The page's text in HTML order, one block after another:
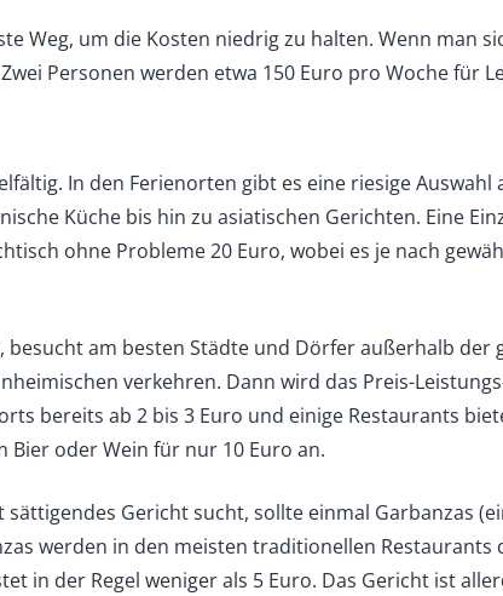
Weg, um die Kosten niedrig zu halten. Wenn man
Personen werden etwa 150 Euro pro Woche für
In den Ferienorten gibt es eine riesige
Küche bis hin zu asiatischen Gerichten. Eine
ohne Probleme 20 Euro, wobei es je nach
besucht am besten Städte und Dörfer außerhalb
verkehren. Dann wird das Preis-
bereits ab 2 bis 3 Euro und einige Restaurants
Bier oder Wein für nur 10 Euro an.
Gericht sucht, sollte einmal Garbanzas
werden in den meisten traditionellen Restaurants
in der Regel weniger als 5 Euro. Das Gericht ist